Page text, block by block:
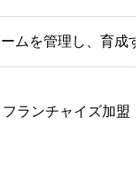
ムを管理し、育成
ランチャイズ加盟